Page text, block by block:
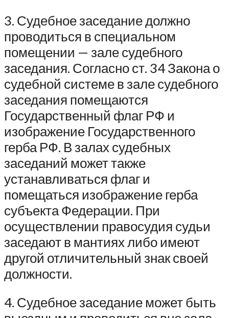
3. Судебное заседание должно
проводиться в специальном
помещении — зале судебного
заседания. Согласно ст. 34 Закона о
судебной системе в зале судебного
заседания помещаются
Государственный флаг РФ и
изображение Государственного
герба РФ. В залах судебных
заседаний может также
устанавливаться флаг и
помещаться изображение герба
субъекта Федерации. При
осуществлении правосудия судьи
заседают в мантиях либо имеют
другой отличительный знак своей
должности.
4. Судебное заседание может быть